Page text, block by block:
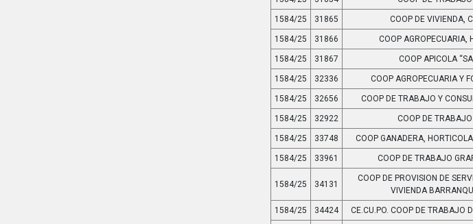
1584/25 31865 COOP DE VIVIENDA,
1584/25 31866 COOP AGROPECUARIA,
1584/25 31867 COOP APICOLA
1584/25 32336 COOP AGROPECUARIA Y
1584/25 32656 COOP DE TRABAJO Y
1584/25 32922 COOP DE TRABAJO
1584/25 33748 COOP GANADERA,
1584/25 33961 COOP DE TRABAJO
1584/25 34131
COOP DE PROVISION DE
VIVIENDA
1584/25 34424 CE.CU.PO. COOP DE TRABAJO